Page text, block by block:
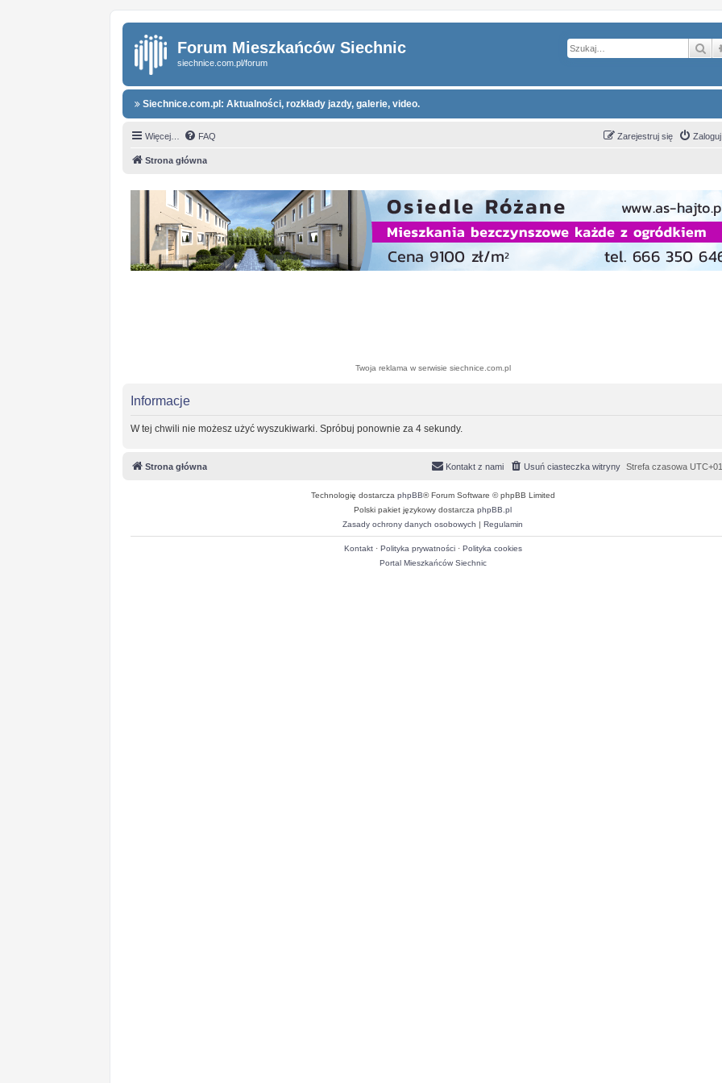
Forum Mieszkańców Siechnic
siechnice.com.pl/forum
Siechnice.com.pl: Aktualności, rozkłady jazdy, galerie, video.
Więcej… FAQ Zarejestruj się
Strona główna
Twoja reklama w serwisie siechnice.com.pl
Informacje
W tej chwili nie możesz użyć wyszukiwarki. Spróbuj ponownie za 4 sekundy.
Strona główna Strefa czasowa
Usuń ciasteczka witryny
Kontakt z nami
Technologię dostarcza phpBB® Forum Software © phpBB Limited
Polski pakiet językowy dostarcza phpBB.pl
Zasady ochrony danych osobowych | Regulamin
Kontakt· Polityka prywatności· Polityka cookies
Portal Mieszkańców Siechnic